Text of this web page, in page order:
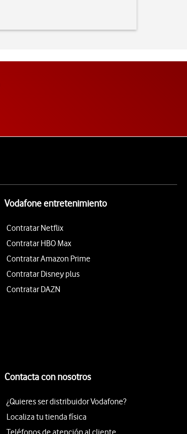
Vodafone entretenimiento
Contratar Netflix
Contratar HBO Max
Contratar Amazon Prime
Contratar Disney plus
Contratar DAZN
Contacta con nosotros
¿Quieres ser distribuidor Vodafone?
Localiza tu tienda física
Teléfonos de atención al cliente